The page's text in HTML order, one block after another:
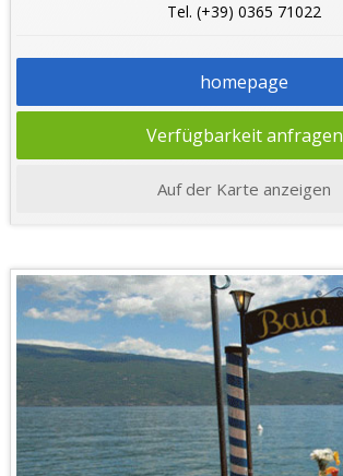
Tel. (+39) 0365 71022
homepage
Verfügbarkeit anfragen
Auf der Karte anzeigen